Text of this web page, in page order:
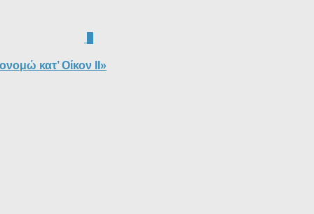
κατ’ Οίκον ΙΙ»